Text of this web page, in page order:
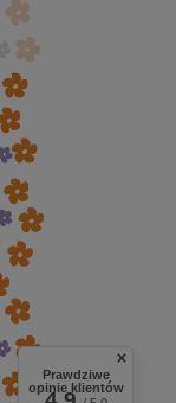
Prawdziwe
opinie klientów